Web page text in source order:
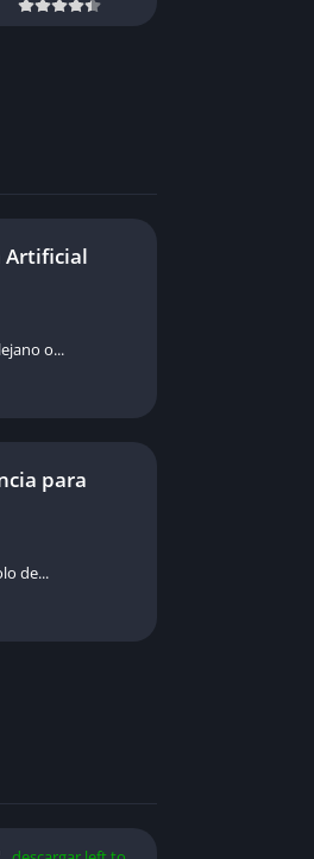
Artificial
o...
para
de...